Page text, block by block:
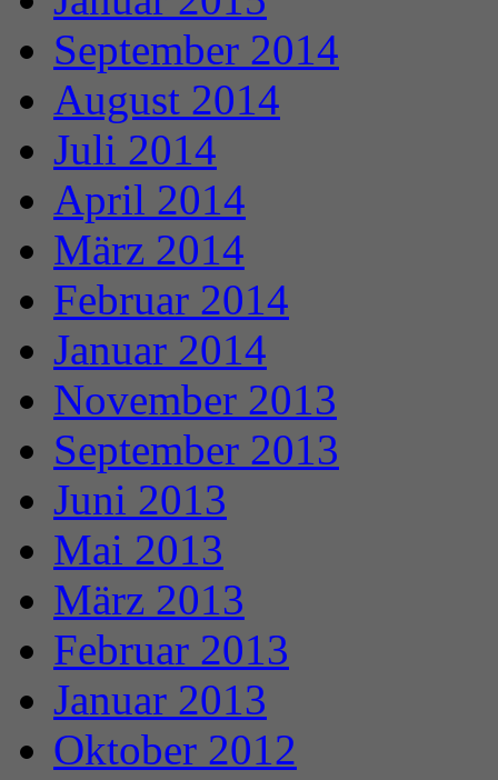
September 2014
August 2014
Juli 2014
April 2014
März 2014
Februar 2014
Januar 2014
November 2013
September 2013
Juni 2013
Mai 2013
März 2013
Februar 2013
Januar 2013
Oktober 2012